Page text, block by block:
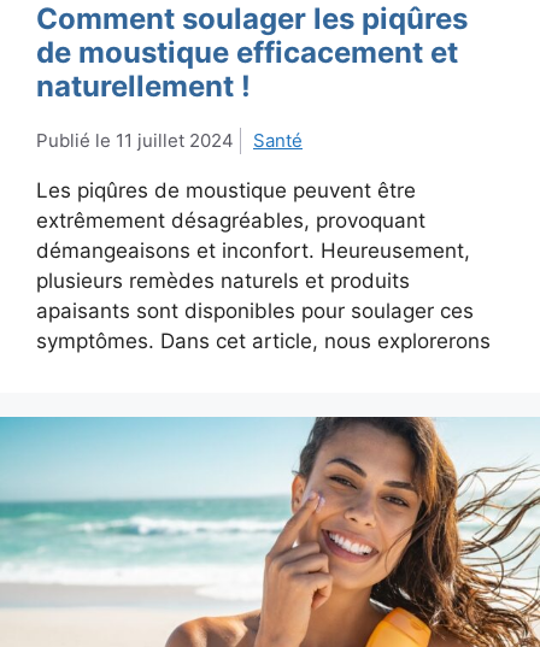
Comment soulager les piqûres
de moustique efficacement et
naturellement !
11 juillet 2024 Santé
Les piqûres de moustique peuvent être
extrêmement désagréables, provoquant
démangeaisons et inconfort. Heureusement,
plusieurs remèdes naturels et produits
apaisants sont disponibles pour soulager ces
symptômes. Dans cet article, nous explorerons